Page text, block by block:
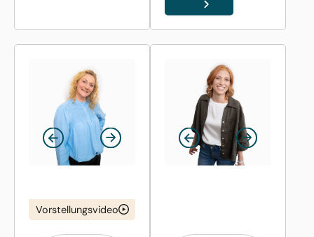
Vorstellungsvideo